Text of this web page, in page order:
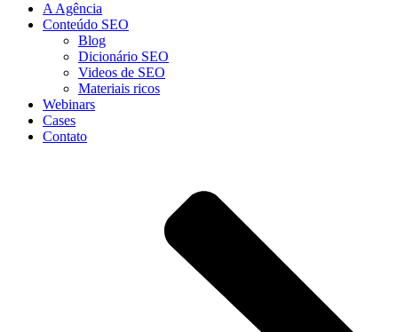
A Agência
Conteúdo SEO
Blog
Dicionário SEO
Videos de SEO
Materiais ricos
Webinars
Cases
Contato